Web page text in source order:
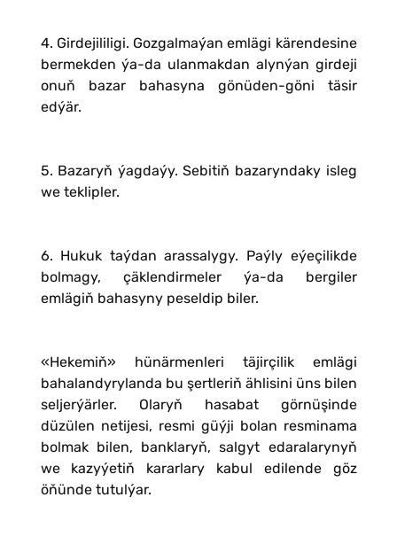
4. Girdejililigi. Gozgalmaýan emlägi kärendesine
bermekden ýa-da ulanmakdan alynýan girdeji
onuň bazar bahasyna gönüden-göni täsir
edýär.
5. Bazaryň ýagdaýy. Sebitiň bazaryndaky isleg
we teklipler.
6. Hukuk taýdan arassalygy. Paýly eýeçilikde
bolmagy, çäklendirmeler ýa-da bergiler
emlägiň bahasyny peseldip biler.
«Hekemiň» hünärmenleri täjirçilik emlägi
bahalandyrylanda bu şertleriň ählisini üns bilen
seljerýärler. Olaryň hasabat görnüşinde
düzülen netijesi, resmi güýji bolan resminama
bolmak bilen, banklaryň, salgyt edaralarynyň
we kazyýetiň kararlary kabul edilende göz
öňünde tutulýar.